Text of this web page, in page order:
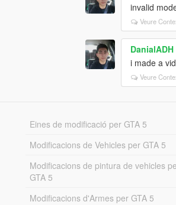
invalid
Veure
DanialADH
i made a
Veure
Eines de modificació per GTA 5
Modificacions de Vehicles per GTA 5
Modificacions de pintura de vehicles
GTA 5
Modificacions d'Armes per GTA 5